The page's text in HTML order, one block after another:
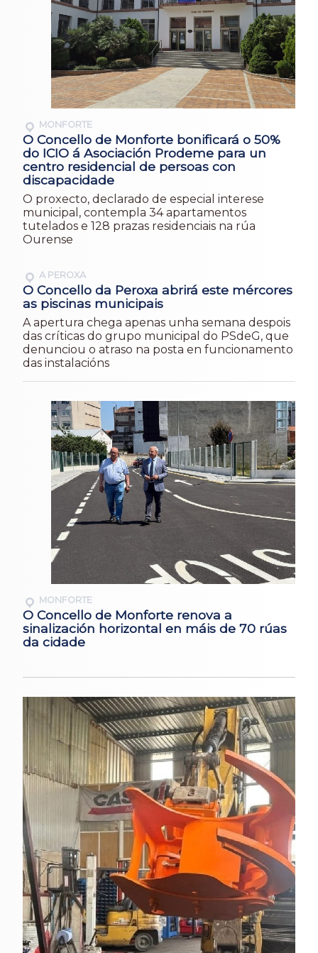
MONFORTE
O Concello de Monforte bonificará o 50%
do ICIO á Asociación Prodeme para un
centro residencial de persoas con
discapacidade
O proxecto, declarado de especial interese
municipal, contempla 34 apartamentos
tutelados e 128 prazas residenciais na rúa
Ourense
A PEROXA
O Concello da Peroxa abrirá este mércores
as piscinas municipais
A apertura chega apenas unha semana despois
das críticas do grupo municipal do PSdeG, que
denunciou o atraso na posta en funcionamento
das instalacións
MONFORTE
O Concello de Monforte renova a
sinalización horizontal en máis de 70 rúas
da cidade